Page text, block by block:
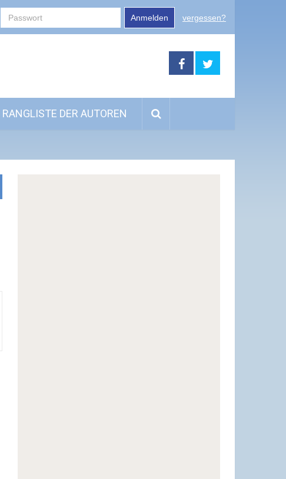
Anmelden vergessen?
RANGLISTE DER AUTOREN